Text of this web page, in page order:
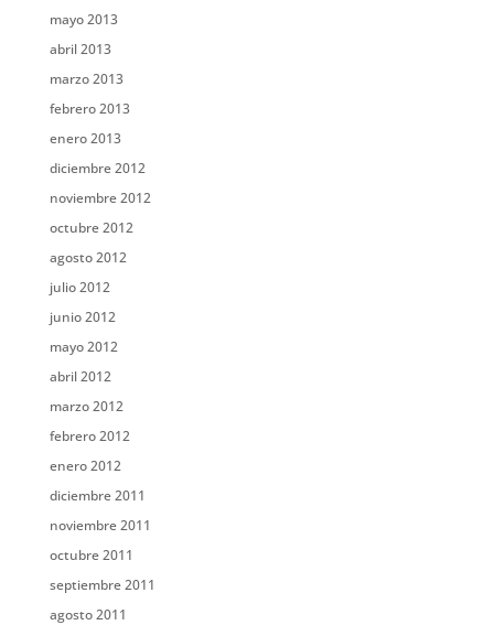
mayo 2013
abril 2013
marzo 2013
febrero 2013
enero 2013
diciembre 2012
noviembre 2012
octubre 2012
agosto 2012
julio 2012
junio 2012
mayo 2012
abril 2012
marzo 2012
febrero 2012
enero 2012
diciembre 2011
noviembre 2011
octubre 2011
septiembre 2011
agosto 2011